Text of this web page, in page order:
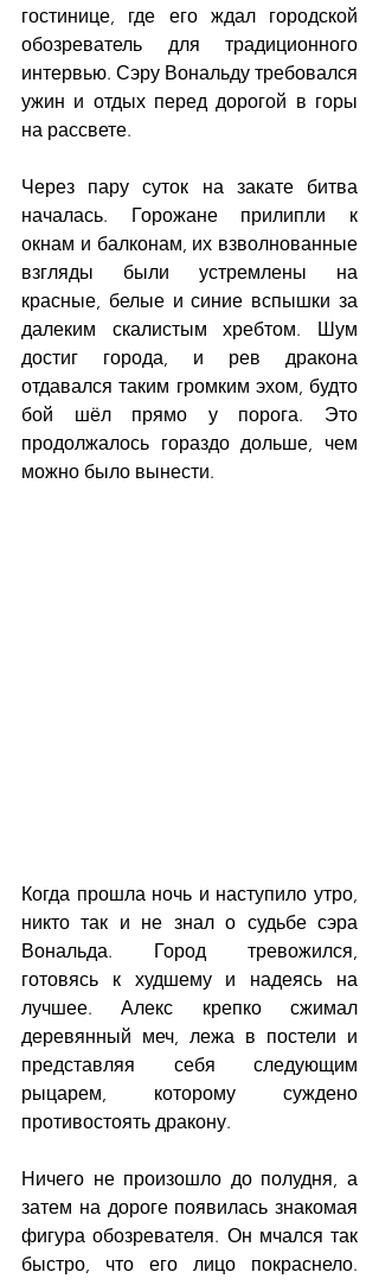
гостинице, где его ждал городской
обозреватель для традиционного
интервью. Сэру Вональду требовался
ужин и отдых перед дорогой в горы
на рассвете.
Через пару суток на закате битва
началась. Горожане прилипли к
окнам и балконам, их взволнованные
взгляды были устремлены на
красные, белые и синие вспышки за
далеким скалистым хребтом. Шум
достиг города, и рев дракона
отдавался таким громким эхом, будто
бой шёл прямо у порога. Это
продолжалось гораздо дольше, чем
можно было вынести.
Когда прошла ночь и наступило утро,
никто так и не знал о судьбе сэра
Вональда. Город тревожился,
готовясь к худшему и надеясь на
лучшее. Алекс крепко сжимал
деревянный меч, лежа в постели и
представляя себя следующим
рыцарем, которому суждено
противостоять дракону.
Ничего не произошло до полудня, а
затем на дороге появилась знакомая
фигура обозревателя. Он мчался так
быстро, что его лицо покраснело.